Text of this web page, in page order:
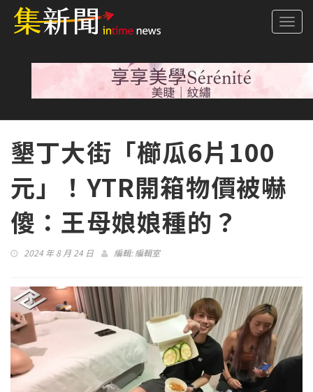
墾丁大街「櫛瓜6片100
元」！YTR開箱物價被嚇
傻：王母娘娘種的？
2024 年 8 月 24 日 編輯:編輯室